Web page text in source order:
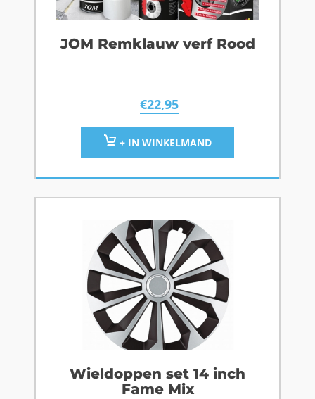
JOM Remklauw verf Rood
€22,95
+ IN WINKELMAND
Wieldoppen set 14 inch
Fame Mix